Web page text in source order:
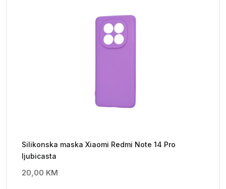
Silikonska maska Xiaomi Redmi Note 14 Pro
ljubicasta
20,00 KM